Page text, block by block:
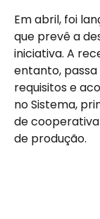
Em abril, foi
que prevê a
iniciativa. A
entanto,
requisitos e
no Sistema,
de
de produção.